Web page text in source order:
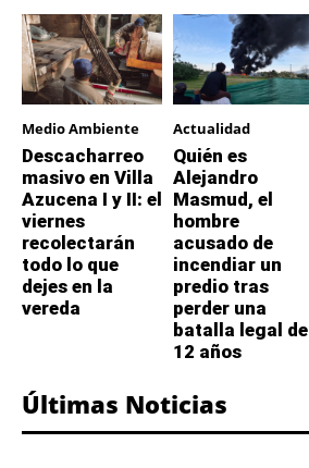
Medio Ambiente
Descacharreo
masivo en Villa
Azucena I y II: el
viernes
recolectarán
todo lo que
dejes en la
vereda
Actualidad
Quién es
Alejandro
Masmud, el
hombre
acusado de
incendiar un
predio tras
perder una
batalla legal de
12 años
Últimas Noticias